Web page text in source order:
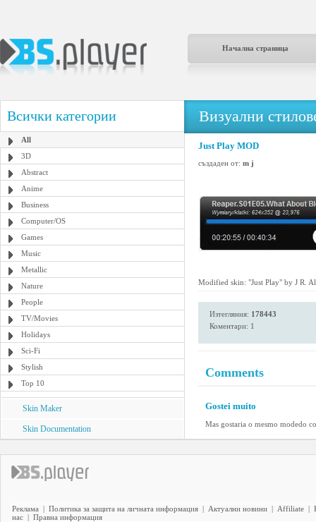
Начална страница
Всички категории
All
3D
Abstract
Anime
Business
Computer/OS
Games
Music
Metallic
Nature
People
TV/Movies
Holidays
Sci-Fi
Stylish
Top 10
Skin Maker
Skin Documentation
Визуални
Just Play MOD
създаден от: m j
Modified skin: "Just Play" by J R.
Изтегляния: 178443
Коментари: 1
Comments
Gostei muito
Mas gostaria o mesmo modedo
Реклама | Политика за защита на личната информация | Актуални новини | Affiliate |
нас | Правна информация